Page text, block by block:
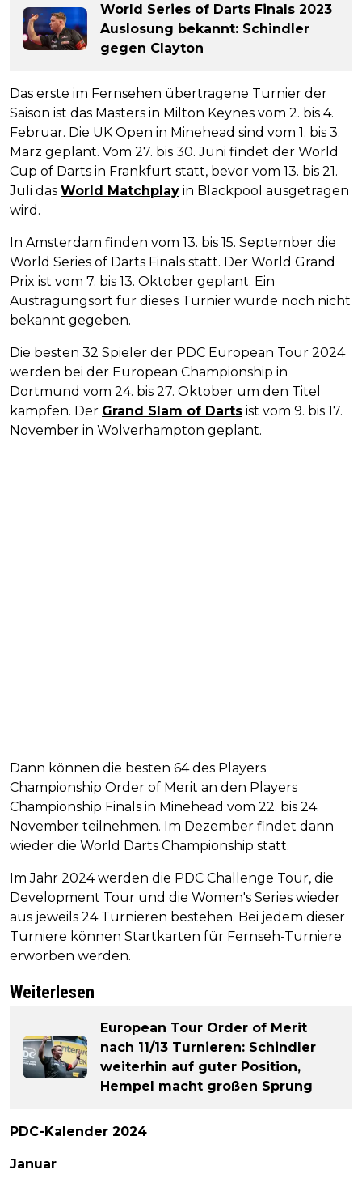
World Series of Darts Finals 2023
Auslosung bekannt: Schindler
gegen Clayton
Das erste im Fernsehen übertragene Turnier der
Saison ist das Masters in Milton Keynes vom 2. bis 4.
Februar. Die UK Open in Minehead sind vom 1. bis 3.
März geplant. Vom 27. bis 30. Juni findet der World
Cup of Darts in Frankfurt statt, bevor vom 13. bis 21.
Juli das World Matchplay in Blackpool ausgetragen
wird.
In Amsterdam finden vom 13. bis 15. September die
World Series of Darts Finals statt. Der World Grand
Prix ist vom 7. bis 13. Oktober geplant. Ein
Austragungsort für dieses Turnier wurde noch nicht
bekannt gegeben.
Die besten 32 Spieler der PDC European Tour 2024
werden bei der European Championship in
Dortmund vom 24. bis 27. Oktober um den Titel
kämpfen. Der Grand Slam of Darts ist vom 9. bis 17.
November in Wolverhampton geplant.
Dann können die besten 64 des Players
Championship Order of Merit an den Players
Championship Finals in Minehead vom 22. bis 24.
November teilnehmen. Im Dezember findet dann
wieder die World Darts Championship statt.
Im Jahr 2024 werden die PDC Challenge Tour, die
Development Tour und die Women's Series wieder
aus jeweils 24 Turnieren bestehen. Bei jedem dieser
Turniere können Startkarten für Fernseh-Turniere
erworben werden.
Weiterlesen
European Tour Order of Merit
nach 11/13 Turnieren: Schindler
weiterhin auf guter Position,
Hempel macht großen Sprung
PDC-Kalender 2024
Januar